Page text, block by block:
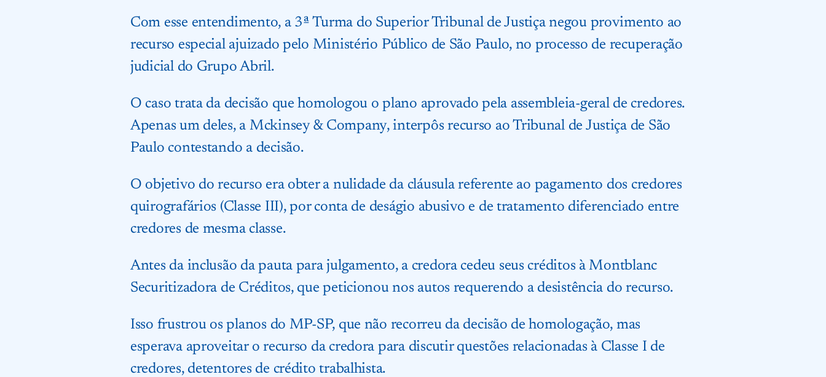
Com esse entendimento, a 3ª Turma do Superior Tribunal de Justiça negou provimento ao
recurso especial ajuizado pelo Ministério Público de São Paulo, no processo de recuperação
judicial do Grupo Abril.
O caso trata da decisão que homologou o plano aprovado pela assembleia-geral de credores.
Apenas um deles, a Mckinsey & Company, interpôs recurso ao Tribunal de Justiça de São
Paulo contestando a decisão.
O objetivo do recurso era obter a nulidade da cláusula referente ao pagamento dos credores
quirografários (Classe III), por conta de deságio abusivo e de tratamento diferenciado entre
credores de mesma classe.
Antes da inclusão da pauta para julgamento, a credora cedeu seus créditos à Montblanc
Securitizadora de Créditos, que peticionou nos autos requerendo a desistência do recurso.
Isso frustrou os planos do MP-SP, que não recorreu da decisão de homologação, mas
esperava aproveitar o recurso da credora para discutir questões relacionadas à Classe I de
credores, detentores de crédito trabalhista.